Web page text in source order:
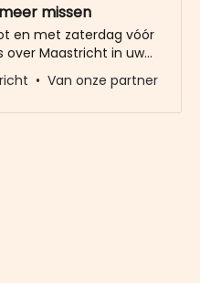
missen
en met zaterdag vóór
over Maastricht in uw
voor de nieuwbrief
20.000 trouwe lezers
Van onze partner